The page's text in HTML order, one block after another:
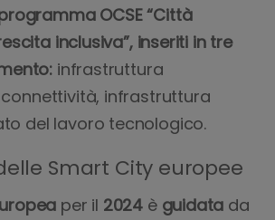
OCSE “Città
inclusiva”, inseriti in tre
infrastruttura
infrastruttura
del lavoro tecnologico.
Smart City europee
per il 2024 è guidata da